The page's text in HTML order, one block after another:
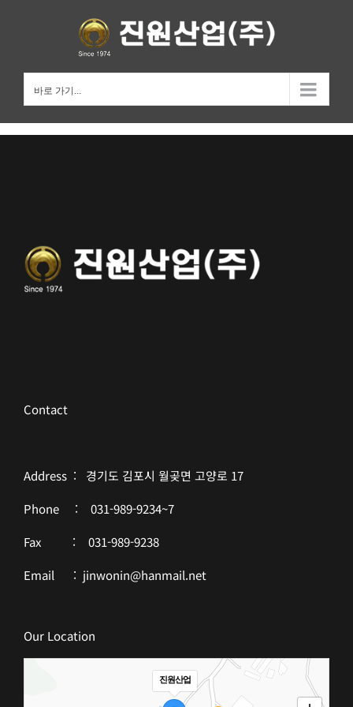
바로 가기...
Contact
Address : 경기도 김포시 월곶면 고양로 17
Phone : 031-989-9234~7
Fax : 031-989-9238
Email : jinwonin@hanmail.net
Our Location
진원산업